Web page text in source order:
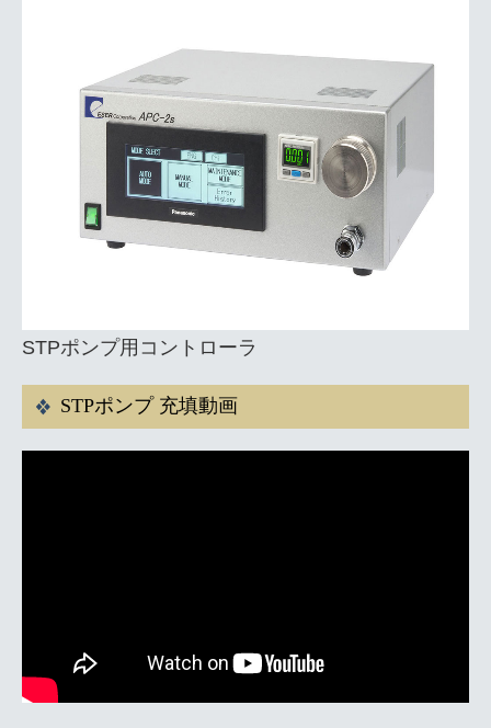
STPポンプ用コントローラ
STPポンプ 充填動画